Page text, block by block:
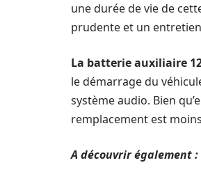
une durée de vie de
prudente et un
La batterie auxiliaire
le démarrage du
système audio. Bien
remplacement est
A découvrir également :